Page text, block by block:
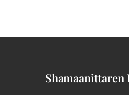
Shamaanittaren